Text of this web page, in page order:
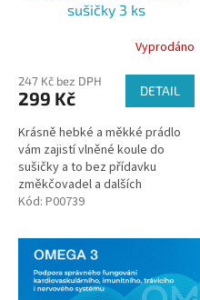
sušičky 3 ks
produktu
je
z
5
hvězdiček.
Vyprodáno
247 Kč bez DPH
299 Kč DETAIL
Krásně hebké a měkké prádlo
vám zajistí vlněné koule do
sušičky a to bez přídavku
změkčovadel a dalších
chemikálií.
Kód: P00739